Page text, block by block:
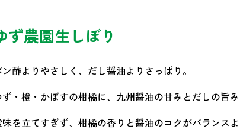
ず農園生しぼり
ン酢よりやさしく、だし醤油よりさっぱり。
ず・橙・かぼすの柑橘に、九州醤油の甘みとだしの旨
を立てすぎず、柑橘の香りと醤油のコクがバランスよ